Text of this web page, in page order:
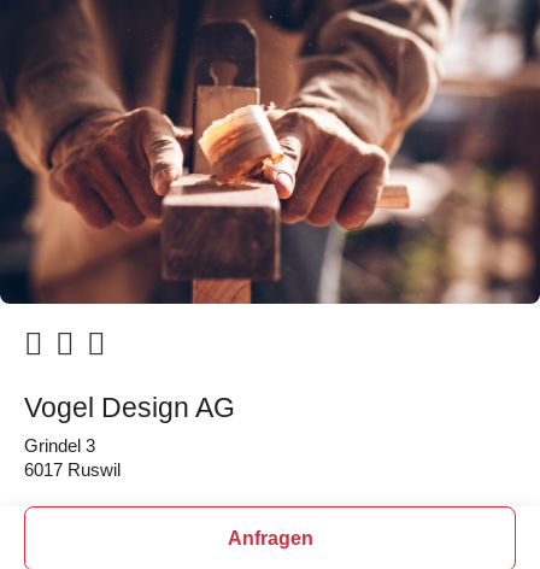
Vogel Design AG
Grindel 3
6017 Ruswil
Anfragen